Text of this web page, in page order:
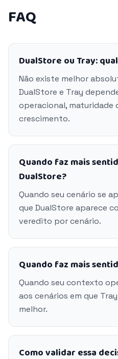
FAQ
DualStore ou Tray:
Não existe melhor
DualStore e Tray
operacional, maturidade
crescimento.
Quando faz mais
DualStore?
Quando seu cenário se
que DualStore aparece
veredito por cenário.
Quando faz mais
Quando seu contexto
aos cenários em que
melhor.
Como validar essa